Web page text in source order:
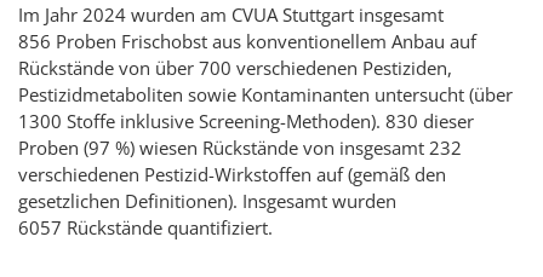
Im Jahr 2024 wurden am CVUA Stuttgart insgesamt
856 Proben Frischobst aus konventionellem Anbau auf
Rückstände von über 700 verschiedenen Pestiziden,
Pestizidmetaboliten sowie Kontaminanten untersucht (über
1300 Stoffe inklusive Screening-Methoden). 830 dieser
Proben (97 %) wiesen Rückstände von insgesamt 232
verschiedenen Pestizid-Wirkstoffen auf (gemäß den
gesetzlichen Definitionen). Insgesamt wurden
6057 Rückstände quantifiziert.